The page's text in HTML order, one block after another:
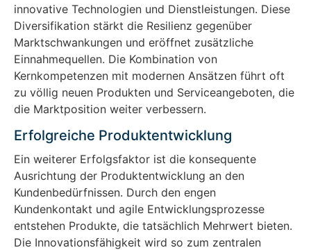
innovative Technologien und Dienstleistungen. Diese
Diversifikation stärkt die Resilienz gegenüber
Marktschwankungen und eröffnet zusätzliche
Einnahmequellen. Die Kombination von
Kernkompetenzen mit modernen Ansätzen führt oft
zu völlig neuen Produkten und Serviceangeboten, die
die Marktposition weiter verbessern.
Erfolgreiche Produktentwicklung
Ein weiterer Erfolgsfaktor ist die konsequente
Ausrichtung der Produktentwicklung an den
Kundenbedürfnissen. Durch den engen
Kundenkontakt und agile Entwicklungsprozesse
entstehen Produkte, die tatsächlich Mehrwert bieten.
Die Innovationsfähigkeit wird so zum zentralen